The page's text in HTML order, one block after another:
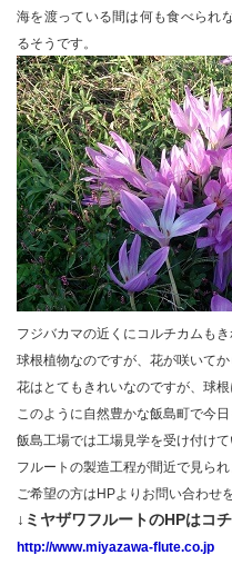
海を渡っている間は何も食べられ
るそうです。
フジバカマの近くにコルチカムもき
球根植物なのですが、花が咲いて
花はとてもきれいなのですが、球
このように自然豊かな飯島町で今
飯島工場では工場見学を受け付けて
フルートの製造工程が間近で見られ
ご希望の方はHPよりお問い合わせ
↓ミヤザワフルートのHPはコ
http://www.miyazawa-flute.co.jp